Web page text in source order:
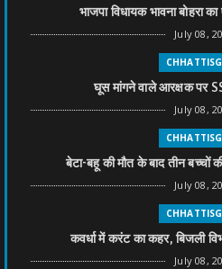
भाजपा विधायक भावना बोहरा
July 08,
घूस मांगने वाले आरक्षक पर
July 08,
बेटा-बहू की मौत के बाद तीन बच्चों
July 08,
कवर्धा में करंट का कहर, बिजली
July 08,